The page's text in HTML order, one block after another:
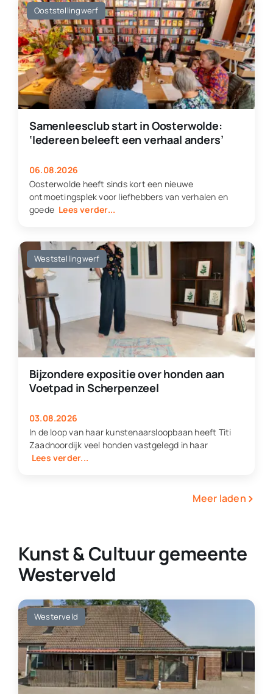
Ooststellingwerf
Samenleesclub start in Oosterwolde:
‘Iedereen beleeft een verhaal anders’
06.08.2026
Oosterwolde heeft sinds kort een nieuwe
ontmoetingsplek voor liefhebbers van verhalen en
goede Lees verder...
Weststellingwerf
Bijzondere expositie over honden aan
Voetpad in Scherpenzeel
03.08.2026
In de loop van haar kunstenaarsloopbaan heeft Titi
Zaadnoordijk veel honden vastgelegd in haar
Lees verder...
Meer laden ›
Kunst & Cultuur gemeente
Westerveld
Westerveld